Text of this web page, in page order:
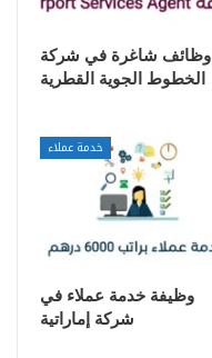
وظائف شاغرة في شركة
الخطوط الجوية القطرية
خدمة عملاء
وظيفة خدمة عملاء في
شركة إماراتية